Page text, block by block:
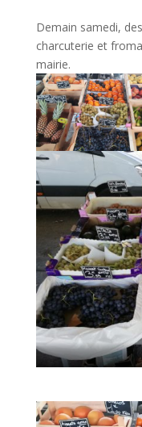
Demain samedi,
charcuterie et
mairie.